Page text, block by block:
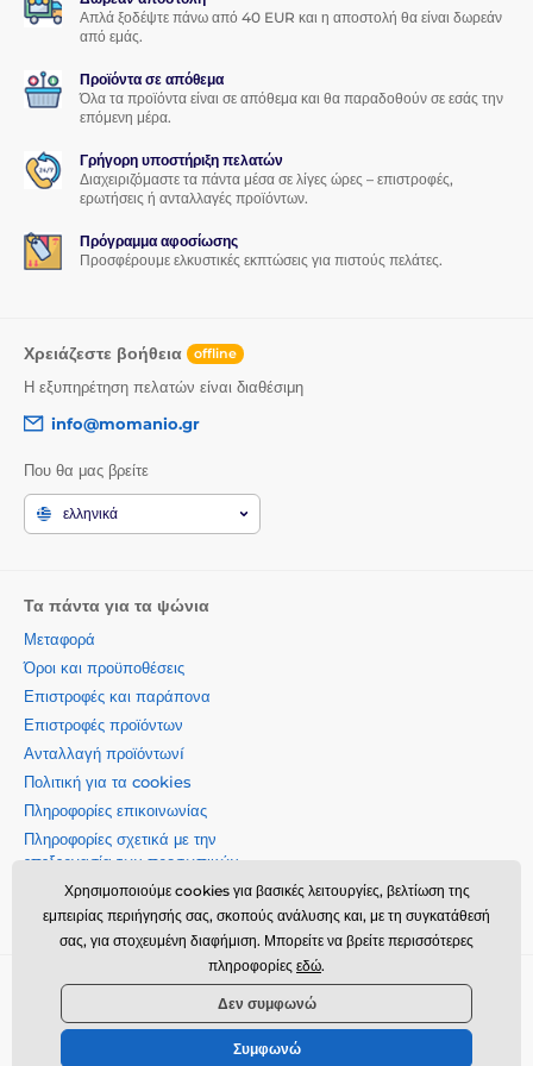
Απλά ξοδέψτε πάνω από 40 EUR και η αποστολή θα είναι δωρεάν
από εμάς.
Προϊόντα σε απόθεμα
Όλα τα προϊόντα είναι σε απόθεμα και θα παραδοθούν σε εσάς την
επόμενη μέρα.
Γρήγορη υποστήριξη πελατών
Διαχειριζόμαστε τα πάντα μέσα σε λίγες ώρες – επιστροφές,
ερωτήσεις ή ανταλλαγές προϊόντων.
Πρόγραμμα αφοσίωσης
Προσφέρουμε ελκυστικές εκπτώσεις για πιστούς πελάτες.
Χρειάζεστε βοήθεια offline
Η εξυπηρέτηση πελατών είναι διαθέσιμη
info@momanio.gr
Που θα μας βρείτε
ελληνικά
Τα πάντα για τα ψώνια
Μεταφορά
Όροι και προϋποθέσεις
Επιστροφές και παράπονα
Επιστροφές προϊόντων
Ανταλλαγή προϊόντωνí
Πολιτική για τα cookies
Πληροφορίες επικοινωνίας
Πληροφορίες σχετικά με την
επεξεργασία των προσωπικών
δεδομένων
Σχετικά με την εταιρεία μας
Momanio s.r.o., Okružní 361/14, 74718, Píšť, Czech republic,
VAT: CZ09604707, info@momanio.gr
© 2026 www.momanio.gr ⦁ Κατασκευή eshop
Χρησιμοποιούμε cookies για βασικές λειτουργίες, βελτίωση της
εμπειρίας περιήγησής σας, σκοπούς ανάλυσης και, με τη συγκατάθεσή
σας, για στοχευμένη διαφήμιση. Μπορείτε να βρείτε περισσότερες
πληροφορίες εδώ.
Δεν συμφωνώ
Συμφωνώ